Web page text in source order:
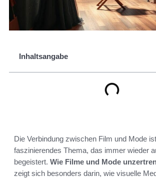
Inhaltsangabe
Die Verbindung zwischen Film und Mode
faszinierendes Thema, das immer wieder
begeistert. Wie Filme und Mode
zeigt sich besonders darin, wie visuelle